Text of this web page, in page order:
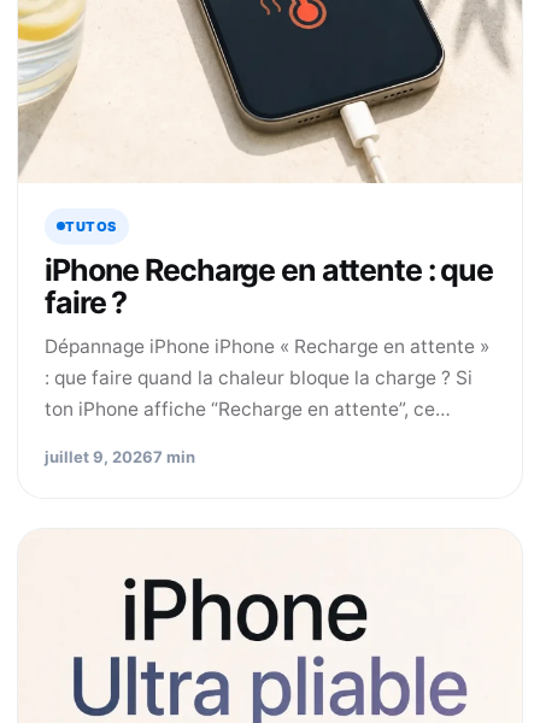
TUTOS
iPhone Recharge en attente : que
faire ?
Dépannage iPhone iPhone « Recharge en attente »
: que faire quand la chaleur bloque la charge ? Si
ton iPhone affiche “Recharge en attente”, ce…
juillet 9, 20267 min